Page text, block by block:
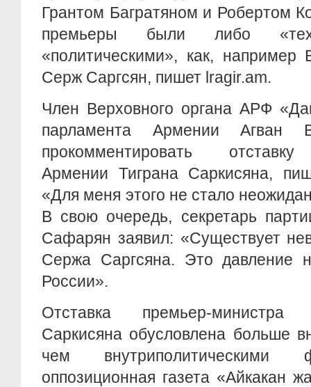
Грантом Багратяном и Робертом
премьеры были либо
«политическими», как, например
Серж Саргсян, пишет lragir.am.
Член Верховного органа АРФ
парламента Армении Агван
прокомментировать
Армении Тиграна Саркисяна,
«Для меня этого не стало
В свою очередь, секретарь
Сафарян заявил: «Существует
Сержа Саргсяна. Это давление
России».
Отставка премьер-
Саркисяна обусловлена больше
чем внутриполитическими
оппозиционная газета «Айкакан